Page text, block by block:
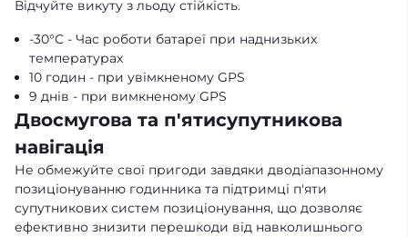
Відчуйте викуту з льоду стійкість.
-30°C - Час роботи батареї при наднизьких
температурах
10 годин - при увімкненому GPS
9 днів - при вимкненому GPS
Двосмугова та п'ятисупутникова
навігація
Не обмежуйте свої пригоди завдяки дводіапазонному
позиціонуванню годинника та підтримці п'яти
супутникових систем позиціонування, що дозволяє
ефективно знизити перешкоди від навколишнього